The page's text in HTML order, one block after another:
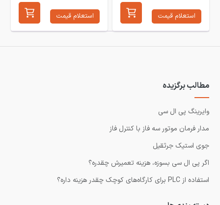
استعلام قیمت استعلام قیمت
مطالب برگزیده
وایرینگ پی ال سی
مدار فرمان موتور سه فاز با کنترل فاز
جوی استیک جرثقیل
اگر پی ال سی بسوزه، هزینه تعمیرش چقدره؟
استفاده از PLC برای کارگاه‌های کوچک چقدر هزینه داره؟